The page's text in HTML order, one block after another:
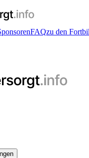
FAQzu den